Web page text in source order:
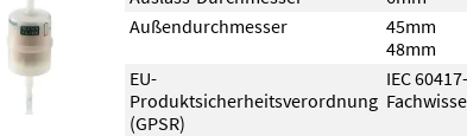
Außendurchmesser
45mm
48mm
EU-
Produktsicherheitsverordnung
(GPSR)
IEC